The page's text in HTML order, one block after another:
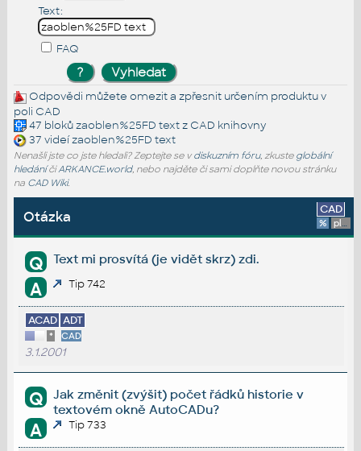
Text:
FAQ
Odpovědi můžete omezit a zpřesnit určením produktu v
poli CAD
47 blokůzaoblen%25FD textz CAD knihovny
37 videízaoblen%25FD text
Nenašli jste co jste hledali? Zeptejte se v diskuzním fóru, zkuste globální
hledáníčiARKANCE.world, nebo najděte či sami doplňte novou stránku
na CAD Wiki.
Otázka CAD
% platforma
Q Text mi prosvítá (je vidět skrz) zdi.
A Tip 742
ACAD ADT
* CAD
3.1.2001
Q
Jak změnit (zvýšit) počet řádků historie v
textovém okně AutoCADu?
A Tip 733